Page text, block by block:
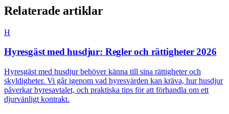
Relaterade artiklar
H
Hyresgäst med husdjur: Regler och rättigheter 2026
Hyresgäst med husdjur behöver känna till sina rättigheter och
skyldigheter. Vi går igenom vad hyresvärden kan kräva, hur husdjur
påverkar hyresavtalet, och praktiska tips för att förhandla om ett
djurvänligt kontrakt.